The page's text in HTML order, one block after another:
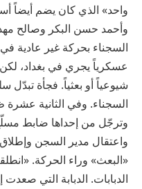
واحد» الذي كان يضم أيضاً
وأحمد حسن البكر وصالح
السجناء بحركة غير عادية
عسكرياً يجري في بغداد، لكن
شيوعياً أو بعثياً. فجأة تبدّل
السجناء. وفي الثانية
وترجّل من إحداها ضابط
واعتقال مدير السجن
«البعث» وراء الحركة.
الدبابات. الدبابة التي صعدت